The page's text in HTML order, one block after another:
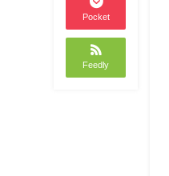
Pocket
Feedly